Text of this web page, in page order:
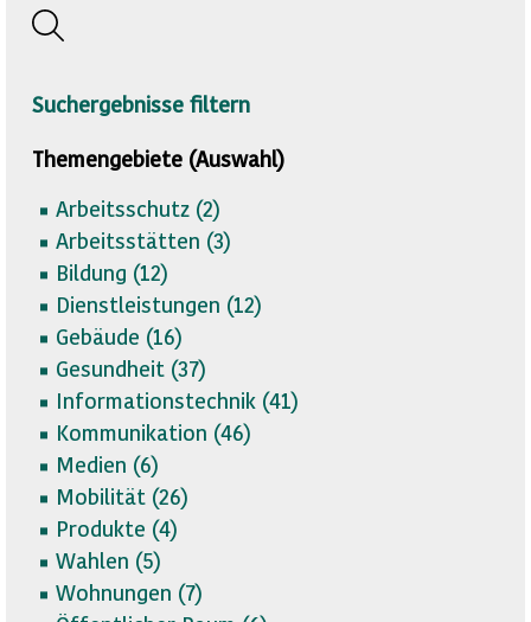
Suchergebnisse filtern
Themengebiete (Auswahl)
Arbeitsschutz (2)
Arbeitsstätten (3)
Bildung (12)
Dienstleistungen (12)
Gebäude (16)
Gesundheit (37)
Informationstechnik (41)
Kommunikation (46)
Medien (6)
Mobilität (26)
Produkte (4)
Wahlen (5)
Wohnungen (7)